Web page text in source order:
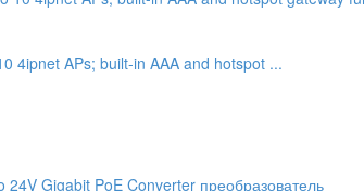
4ipnet APs; built-in AAA and hotspot ...